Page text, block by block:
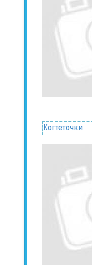
Когтеточки